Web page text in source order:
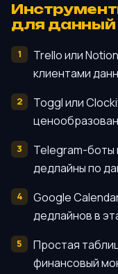
для
Trello или
клиентами
Toggl или
Telegram-боты
дедлайны по
Google
дедлайнов в
Простая
финансовый